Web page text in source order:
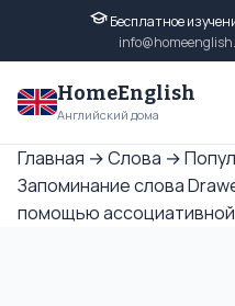
Бесплатное
HomeEnglish
Английский дома
Главная →Слова →
Запоминание слова
помощью ассоциативной